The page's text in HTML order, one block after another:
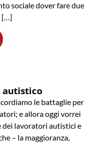
sociale dover fare due
[…]
le battaglie per
e allora oggi vorrei
lavoratori autistici e
– la maggioranza,